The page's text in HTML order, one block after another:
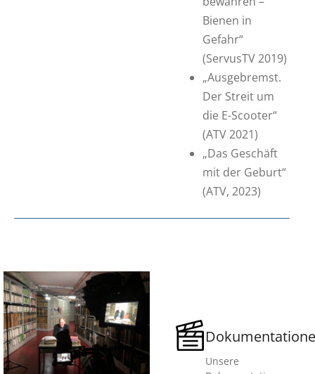
Bienen in
Gefahr“
(ServusTV 2019)
„Ausgebremst.
Der Streit um
die E-Scooter“
(ATV 2021)
„Das Geschäft
mit der Geburt“
(ATV, 2023)
Unsere